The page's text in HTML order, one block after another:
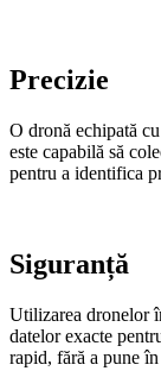
Precizie
O dronă echipată
este capabilă să
pentru a identifica
Siguranță
Utilizarea dronelor
datelor exacte
rapid, fără a pune